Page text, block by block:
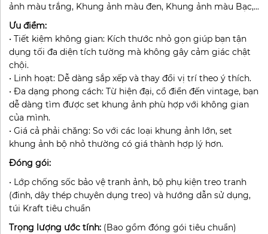
ảnh màu trắng, Khung ảnh màu đen, Khung ảnh màu Bạc,...
Ưu điểm:
• Tiết kiệm không gian: Kích thước nhỏ gọn giúp bạn tận
dụng tối đa diện tích tường mà không gây cảm giác chật
chội.
• Linh hoạt: Dễ dàng sắp xếp và thay đổi vị trí theo ý thích.
• Đa dạng phong cách: Từ hiện đại, cổ điển đến vintage, bạn
dễ dàng tìm được set khung ảnh phù hợp với không gian
của mình.
• Giá cả phải chăng: So với các loại khung ảnh lớn, set
khung ảnh bộ nhỏ thường có giá thành hợp lý hơn.
Đóng gói:
• Lớp chống sốc bảo vệ tranh ảnh, bộ phụ kiện treo tranh
(đinh, dây thép chuyên dụng treo) và hướng dẫn sử dụng,
túi Kraft tiêu chuẩn
Trọng lượng ước tính: (Bao gồm đóng gói tiêu chuẩn)